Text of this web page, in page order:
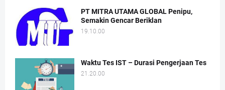
PT MITRA UTAMA GLOBAL Penipu,
Semakin Gencar Beriklan
19.10.00
Waktu Tes IST – Durasi Pengerjaan Tes
21.20.00